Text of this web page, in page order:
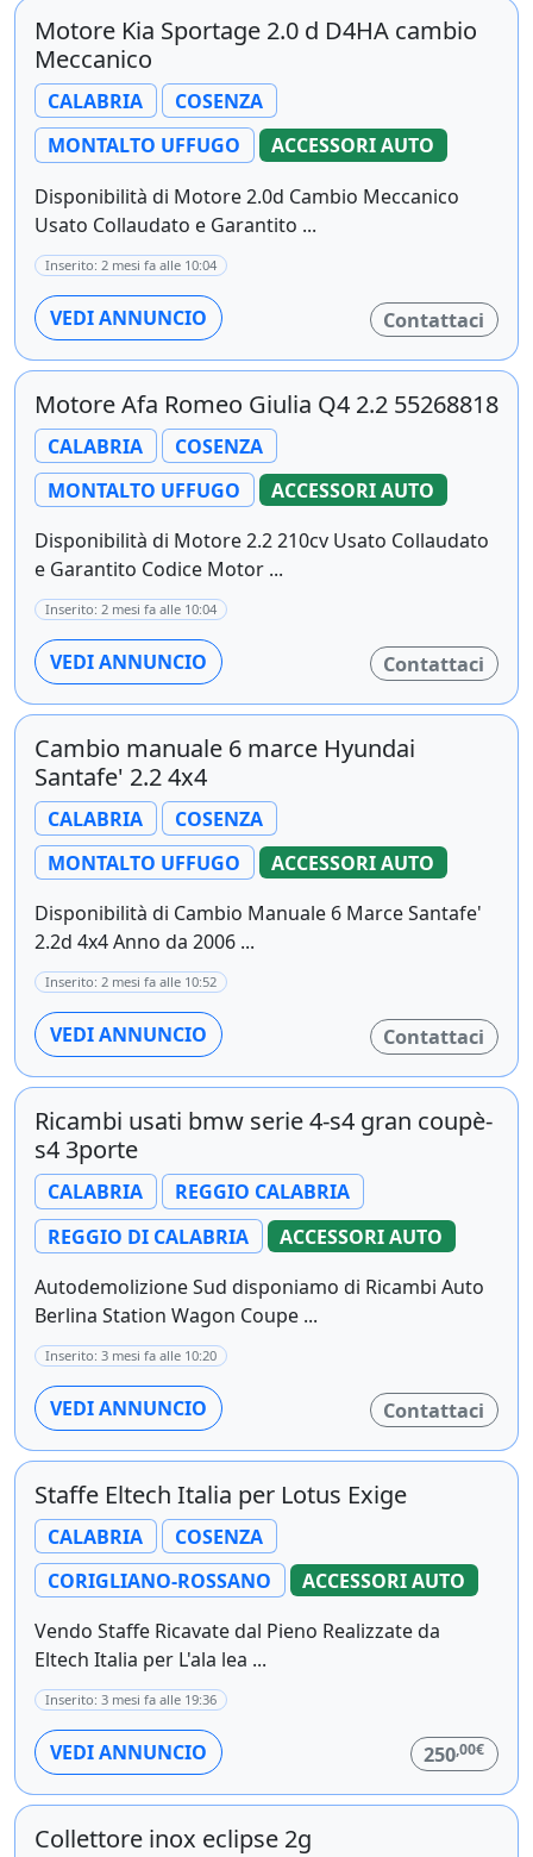
Motore Kia Sportage 2.0 d D4HA cambio
Meccanico
CALABRIA
COSENZA
MONTALTO UFFUGO
ACCESSORI AUTO
Disponibilità di Motore 2.0d Cambio Meccanico
Usato Collaudato e Garantito ...
Inserito: 2 mesi fa alle 10:04
VEDI ANNUNCIO Contattaci
Motore Afa Romeo Giulia Q4 2.2 55268818
CALABRIA
COSENZA
MONTALTO UFFUGO
ACCESSORI AUTO
Disponibilità di Motore 2.2 210cv Usato Collaudato
e Garantito Codice Motor ...
Inserito: 2 mesi fa alle 10:04
VEDI ANNUNCIO Contattaci
Cambio manuale 6 marce Hyundai
Santafe' 2.2 4x4
CALABRIA
COSENZA
MONTALTO UFFUGO
ACCESSORI AUTO
Disponibilità di Cambio Manuale 6 Marce Santafe'
2.2d 4x4 Anno da 2006 ...
Inserito: 2 mesi fa alle 10:52
VEDI ANNUNCIO Contattaci
Ricambi usati bmw serie 4-s4 gran coupè-
s4 3porte
CALABRIA
REGGIO CALABRIA
REGGIO DI CALABRIA
ACCESSORI AUTO
Autodemolizione Sud disponiamo di Ricambi Auto
Berlina Station Wagon Coupe ...
Inserito: 3 mesi fa alle 10:20
VEDI ANNUNCIO Contattaci
Staffe Eltech Italia per Lotus Exige
CALABRIA
COSENZA
CORIGLIANO-ROSSANO
ACCESSORI AUTO
Vendo Staffe Ricavate dal Pieno Realizzate da
Eltech Italia per L'ala lea ...
Inserito: 3 mesi fa alle 19:36
VEDI ANNUNCIO 250,00€
Collettore inox eclipse 2g